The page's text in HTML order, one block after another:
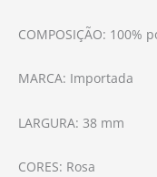
COMPOSIÇÃO: 100%
MARCA: Importada
LARGURA: 38 mm
CORES: Rosa